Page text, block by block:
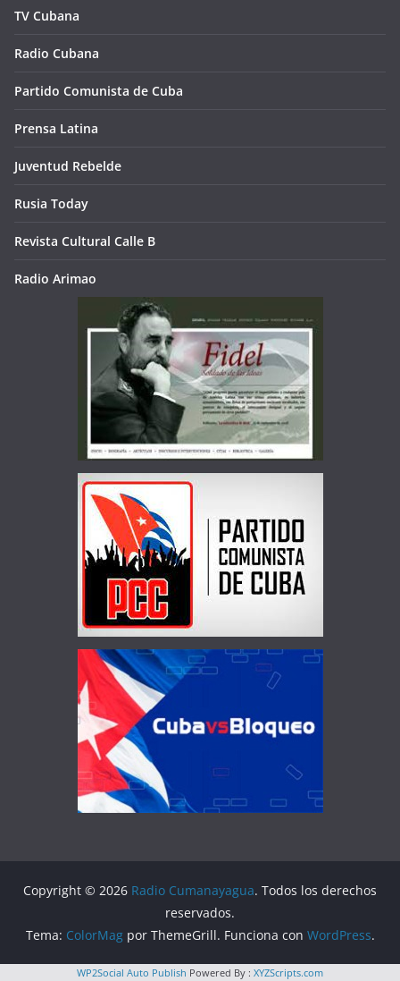
TV Cubana
Radio Cubana
Partido Comunista de Cuba
Prensa Latina
Juventud Rebelde
Rusia Today
Revista Cultural Calle B
Radio Arimao
Copyright © 2026 Radio Cumanayagua. Todos los derechos
reservados.
Tema: ColorMagpor ThemeGrill. Funciona con WordPress.
WP2Social Auto Publish Powered By : XYZScripts.com